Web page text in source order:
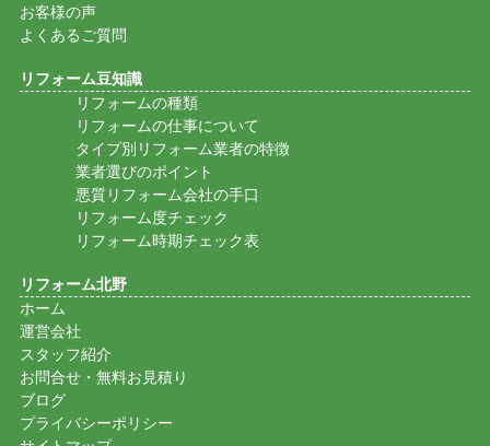
お客様の声
よくあるご質問
リフォーム豆知識
リフォームの種類
リフォームの仕事について
タイプ別リフォーム業者の特徴
業者選びのポイント
悪質リフォーム会社の手口
リフォーム度チェック
リフォーム時期チェック表
リフォーム北野
ホーム
運営会社
スタッフ紹介
お問合せ・無料お見積り
ブログ
プライバシーポリシー